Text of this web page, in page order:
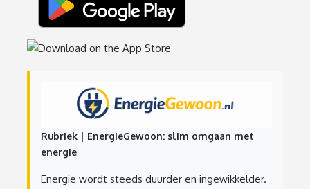
Rubriek | EnergieGewoon: slim omgaan met
energie
Energie wordt steeds duurder en ingewikkelder.